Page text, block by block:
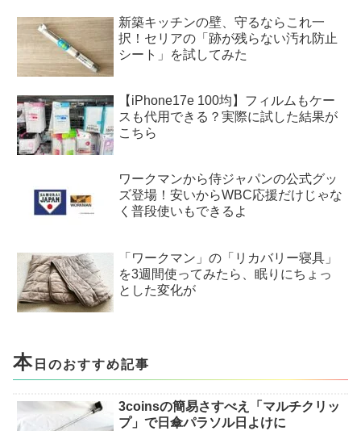
新築キッチンの壁、守るならこれ一
択！セリアの「跡が残らない汚れ防止
シート」を試してみた
【iPhone17e 100均】フィルムもケー
スも代用できる？実際に試した結果が
こちら
ワークマンから侍ジャパンの公式グッ
ズ登場！安いからWBC応援だけじゃな
く普段使いもできるよ
「ワークマン」の「リカバリー寝具」
を3週間使ってみたら、眠りにちょっ
とした変化が
本 日のおすすめ記事
3coinsの簡易さすべえ「マルチクリッ
プ」で日傘パラソル日よけに